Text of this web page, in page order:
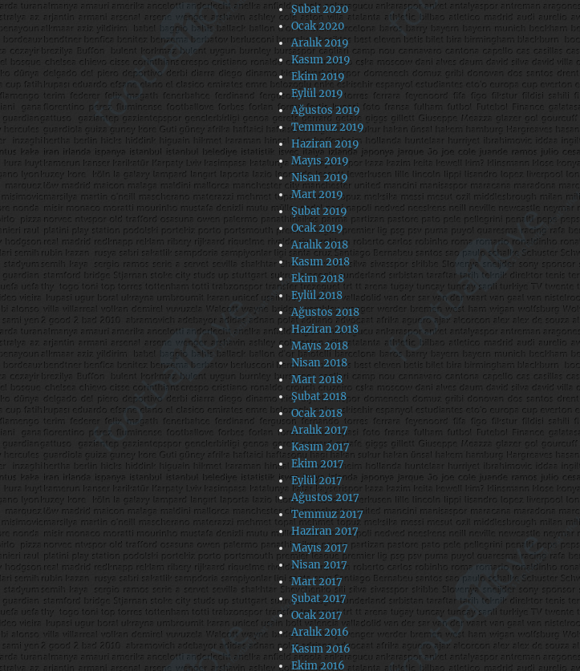
Şubat 2020
Ocak 2020
Aralık 2019
Kasım 2019
Ekim 2019
Eylül 2019
Ağustos 2019
Temmuz 2019
Haziran 2019
Mayıs 2019
Nisan 2019
Mart 2019
Şubat 2019
Ocak 2019
Aralık 2018
Kasım 2018
Ekim 2018
Eylül 2018
Ağustos 2018
Haziran 2018
Mayıs 2018
Nisan 2018
Mart 2018
Şubat 2018
Ocak 2018
Aralık 2017
Kasım 2017
Ekim 2017
Eylül 2017
Ağustos 2017
Temmuz 2017
Haziran 2017
Mayıs 2017
Nisan 2017
Mart 2017
Şubat 2017
Ocak 2017
Aralık 2016
Kasım 2016
Ekim 2016